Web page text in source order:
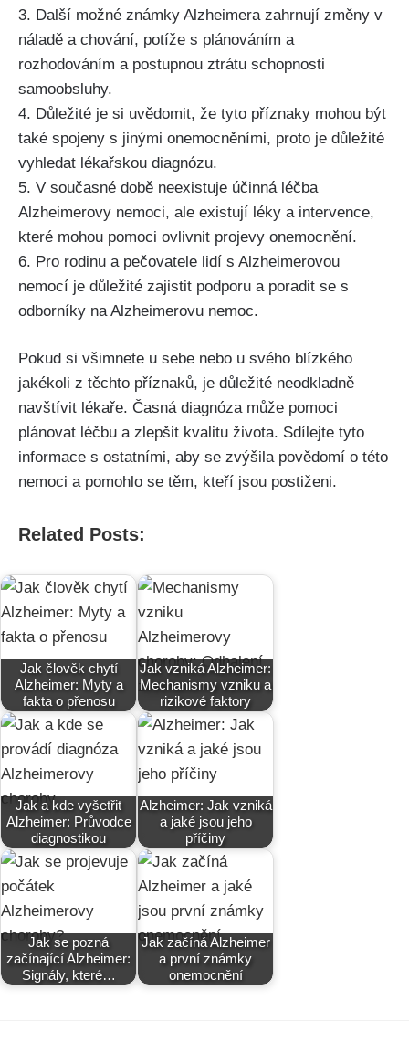
3. Další možné známky Alzheimera zahrnují změny v
náladě a chování, potíže s plánováním a
rozhodováním a postupnou ztrátu schopnosti
samoobsluhy.
4. Důležité je si uvědomit, že tyto příznaky mohou být
také spojeny s jinými onemocněními, proto je důležité
vyhledat lékařskou diagnózu.
5. V současné době neexistuje účinná léčba
Alzheimerovy nemoci, ale existují léky a intervence,
které mohou pomoci ovlivnit projevy onemocnění.
6. Pro rodinu a pečovatele lidí s Alzheimerovou
nemocí je důležité zajistit podporu a poradit se s
odborníky na Alzheimerovu nemoc.
Pokud si všimnete u sebe nebo u svého blízkého
jakékoli z těchto příznaků, je důležité neodkladně
navštívit lékaře. Časná diagnóza může pomoci
plánovat léčbu a zlepšit kvalitu života. Sdílejte tyto
informace s ostatními, aby se zvýšila povědomí o této
nemoci a pomohlo se těm, kteří jsou postiženi.
Related Posts:
Jak člověk chytí
Alzheimer: Myty a
fakta o přenosu
Jak vzniká Alzheimer:
Mechanismy vzniku a
rizikové faktory
Jak a kde vyšetřit
Alzheimer: Průvodce
diagnostikou
Alzheimer: Jak vzniká
a jaké jsou jeho
příčiny
Jak se pozná
začínající Alzheimer:
Signály, které…
Jak začíná Alzheimer
a první známky
onemocnění